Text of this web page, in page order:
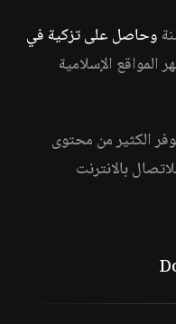
وحاصل على تزكية في
المواقع الإسلامية
الكثير من محتوى
بالانترنت